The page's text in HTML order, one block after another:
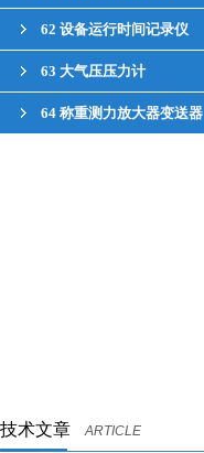
62 设备运行时间记录仪
63 大气压压力计
64 称重测力放大器变送器
技术文章 ARTICLE